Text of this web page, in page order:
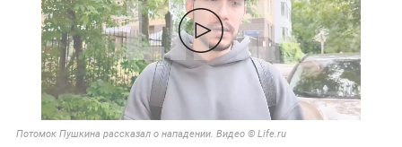
Потомок Пушкина рассказал о нападении. Видео © Life.ru